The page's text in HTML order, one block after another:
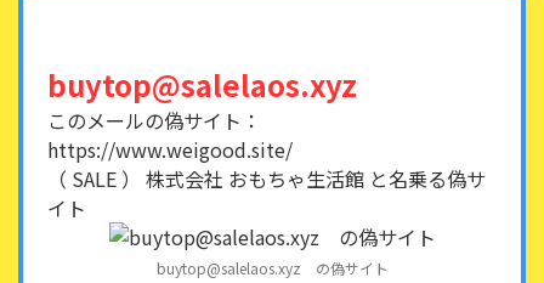
buytop@salelaos.xyz
このメールの偽サイト：
https://www.weigood.site/
（ SALE ） 株式会社 おもちゃ生活館 と名乗る偽サ
イト
buytop@salelaos.xyz の偽サイト